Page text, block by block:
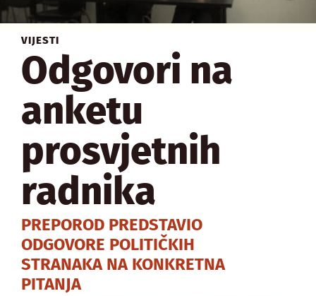
VIJESTI
Odgovori na
anketu
prosvjetnih
radnika
PREPOROD PREDSTAVIO
ODGOVORE POLITIČKIH
STRANAKA NA KONKRETNA
PITANJA